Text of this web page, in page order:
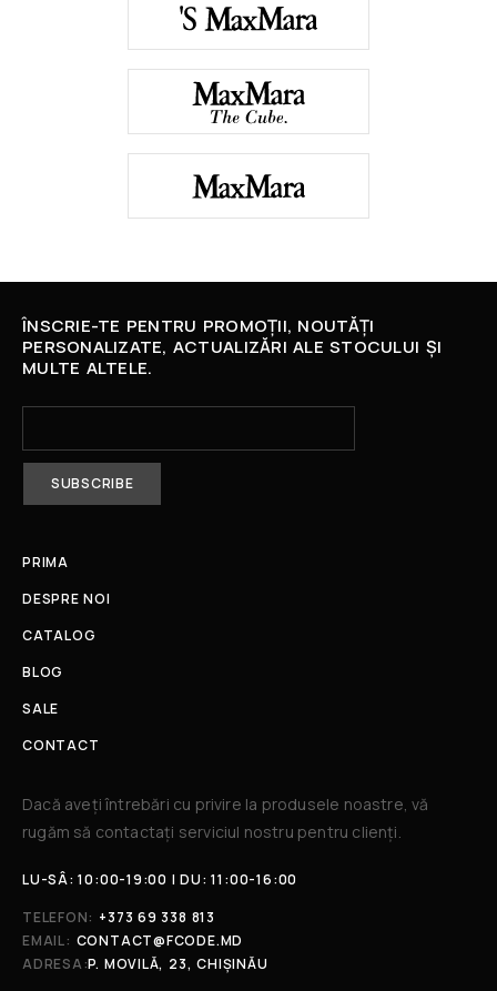
ÎNSCRIE-TE PENTRU PROMOȚII, NOUTĂȚI
PERSONALIZATE, ACTUALIZĂRI ALE STOCULUI ȘI
MULTE ALTELE.
PRIMA
DESPRE NOI
CATALOG
BLOG
SALE
CONTACT
Dacă aveți întrebări cu privire la produsele noastre, vă
rugăm să contactați serviciul nostru pentru clienți.​
LU-SÂ: 10:00-19:00 | DU: 11:00-16:00
TELEFON: +373 69 338 813
EMAIL: CONTACT@FCODE.MD
ADRESA:P. MOVILĂ, 23, CHIȘINĂU